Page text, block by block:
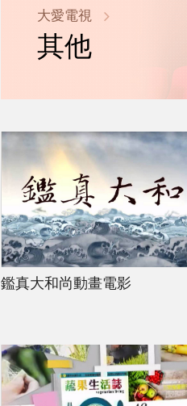
大愛電視
其他
鑑真大和尚動畫電影